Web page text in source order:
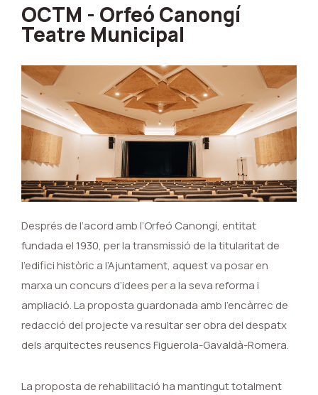
OCTM - Orfeó Canongí
Teatre Municipal
Després de l’acord amb l’Orfeó Canongí, entitat
fundada el 1930, per la transmissió de la titularitat de
l’edifici històric a l’Ajuntament, aquest va posar en
marxa un concurs d’idees per a la seva reforma i
ampliació. La proposta guardonada amb l’encàrrec de
redacció del projecte va resultar ser obra del despatx
dels arquitectes reusencs Figuerola-Gavaldà-Romera.
La proposta de rehabilitació ha mantingut totalment